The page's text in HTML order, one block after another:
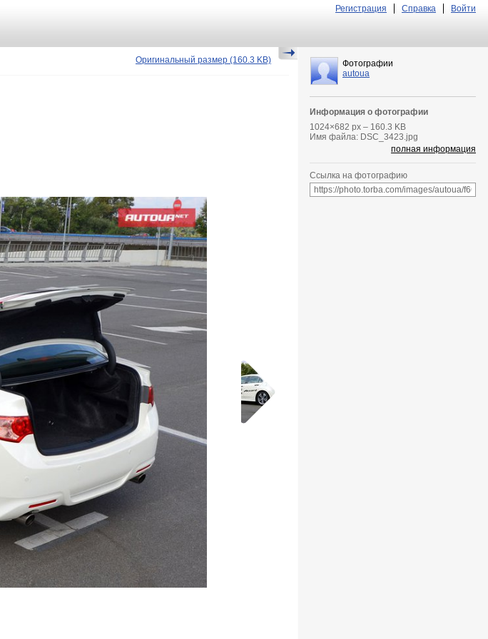
Регистрация Справка Войти
Оригинальный размер (160.3 KB)
Фотографии
autoua
Информация о фотографии
1024×682 px – 160.3 KB
Имя файла: DSC_3423.jpg
полная информация
Ссылка на фотографию